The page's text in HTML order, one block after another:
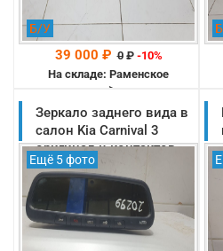
Б/У
39 000 ₽ 0₽ -10%
На складе: Раменское
-->
Зеркало заднего вида в
салон Kia Carnival 3
оригинал 8 контактов
2014-2021
(85101D9000)
Ещё 5 фото